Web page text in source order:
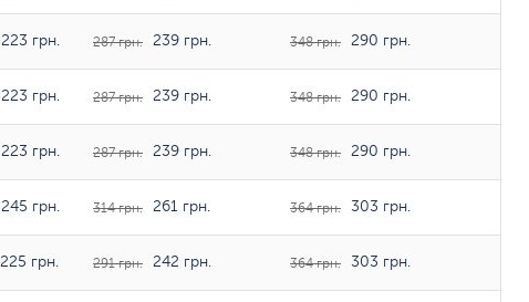
223 грн. 287 грн. 239 грн. 348 грн. 290 грн.
223 грн. 287 грн. 239 грн. 348 грн. 290 грн.
223 грн. 287 грн. 239 грн. 348 грн. 290 грн.
245 грн. 314 грн. 261 грн. 364 грн. 303 грн.
225 грн. 291 грн. 242 грн. 364 грн. 303 грн.